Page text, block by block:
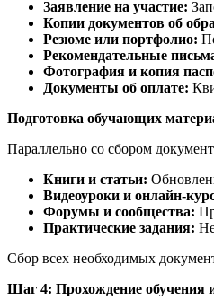
Заявление на участие:
Копии документов об
Резюме или портфолио:
Рекомендательные
Фотография и копия
Документы об оплате:
Подготовка обучающих
Параллельно со сбором
Книги и статьи:
Видеоуроки и онлайн-
Форумы и сообщества:
Практические задания:
Сбор всех необходимых
Шаг 4: Прохождение обучения